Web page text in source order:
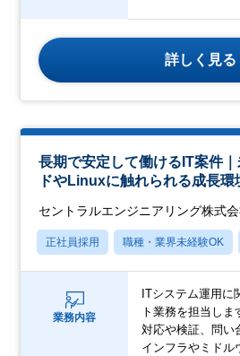
詳しく見る
長期で安定して働けるIT案件
ドやLinuxに触れられる成長環
セントラルエンジニアリング株式
正社員採用 職種・業界未経験OK
業務内容
ITシステム運用に
ト業務を担当し
対応や検証、問い
インフラやミドル